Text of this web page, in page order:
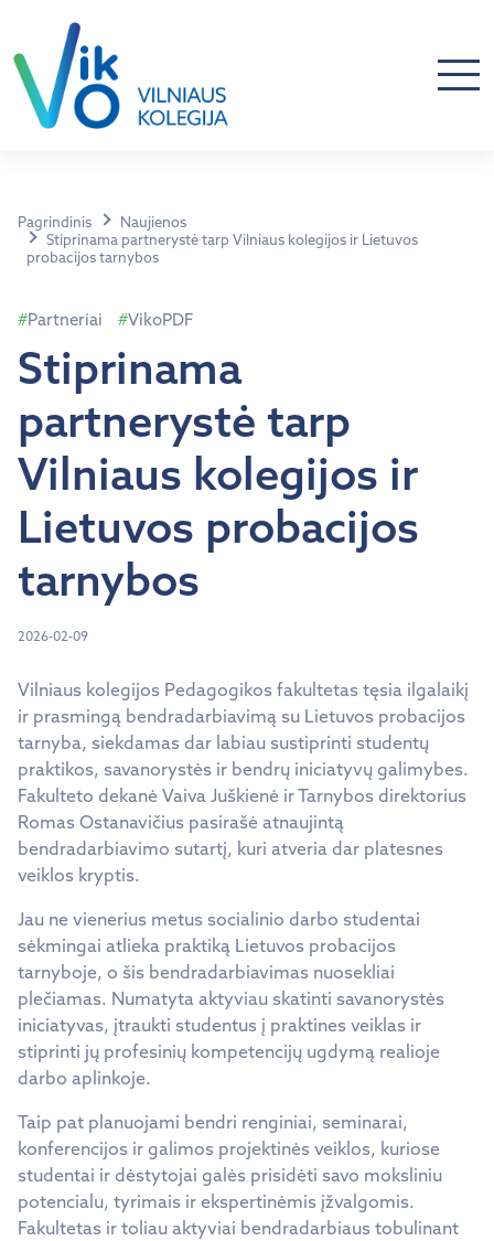
Pagrindinis
Naujienos
Stiprinama partnerystė tarp Vilniaus kolegijos ir Lietuvos
probacijos tarnybos
Partneriai VikoPDF
Stiprinama
partnerystė tarp
Vilniaus kolegijos ir
Lietuvos probacijos
tarnybos
2026-02-09
Vilniaus kolegijos Pedagogikos fakultetas tęsia ilgalaikį
ir prasmingą bendradarbiavimą su Lietuvos probacijos
tarnyba, siekdamas dar labiau sustiprinti studentų
praktikos, savanorystės ir bendrų iniciatyvų galimybes.
Fakulteto dekanė Vaiva Juškienė ir Tarnybos direktorius
Romas Ostanavičius pasirašė atnaujintą
bendradarbiavimo sutartį, kuri atveria dar platesnes
veiklos kryptis.
Jau ne vienerius metus socialinio darbo studentai
sėkmingai atlieka praktiką Lietuvos probacijos
tarnyboje, o šis bendradarbiavimas nuosekliai
plečiamas. Numatyta aktyviau skatinti savanorystės
iniciatyvas, įtraukti studentus į praktines veiklas ir
stiprinti jų profesinių kompetencijų ugdymą realioje
darbo aplinkoje.
Taip pat planuojami bendri renginiai, seminarai,
konferencijos ir galimos projektinės veiklos, kuriose
studentai ir dėstytojai galės prisidėti savo moksliniu
potencialu, tyrimais ir ekspertinėmis įžvalgomis.
Fakultetas ir toliau aktyviai bendradarbiaus tobulinant